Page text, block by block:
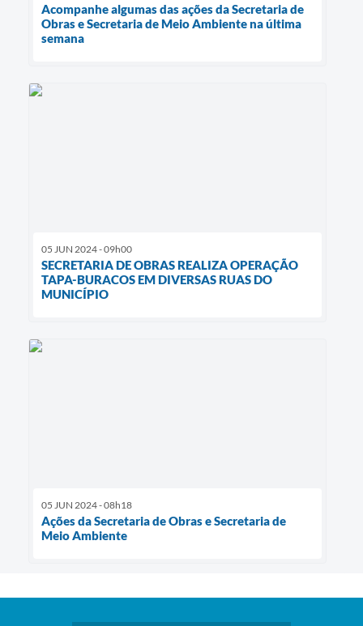
Acompanhe algumas das ações da Secretaria de
Obras e Secretaria de Meio Ambiente na última
semana
05 JUN 2024 - 09h00
SECRETARIA DE OBRAS REALIZA OPERAÇÃO
TAPA-BURACOS EM DIVERSAS RUAS DO
MUNICÍPIO
05 JUN 2024 - 08h18
Ações da Secretaria de Obras e Secretaria de
Meio Ambiente